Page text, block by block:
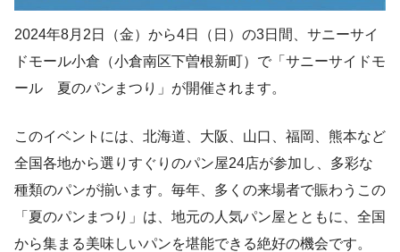
2024年8月2日（金）から4日（日）の3日間、サニーサイ
ドモール小倉（小倉南区下曽根新町）で「サニーサイドモ
ール 夏のパンまつり」が開催されます。
このイベントには、北海道、大阪、山口、福岡、熊本など
全国各地から選りすぐりのパン屋24店が参加し、多彩な
種類のパンが揃います。毎年、多くの来場者で賑わうこの
「夏のパンまつり」は、地元の人気パン屋とともに、全国
から集まる美味しいパンを堪能できる絶好の機会です。